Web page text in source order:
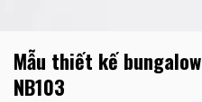
Mẫu thiết kế
NB103